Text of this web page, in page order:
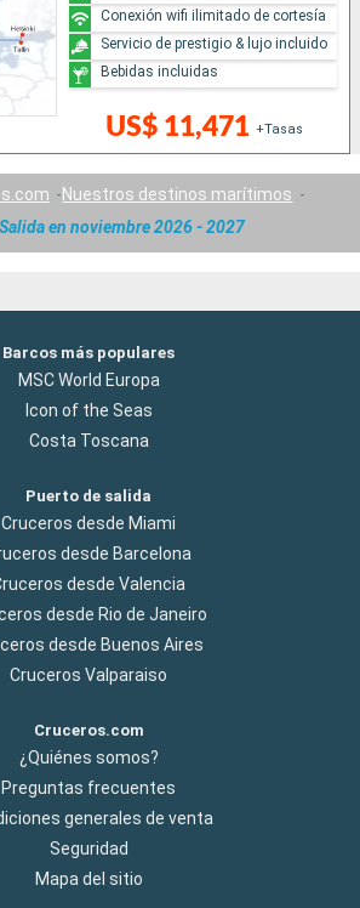
US$ 11,471 +Tasas
Conexión wifi ilimitado de cortesía
Servicio de prestigio & lujo incluido
Bebidas incluidas
Nuestros destinos marítimos
Salida en noviembre 2026 - 2027
Barcos más populares
MSC World Europa
Icon of the Seas
Costa Toscana
Puerto de salida
Cruceros desde Miami
desde Barcelona
desde Valencia
desde Rio de Janeiro
desde Buenos Aires
Cruceros Valparaiso
Cruceros.com
¿Quiénes somos?
Preguntas frecuentes
generales de venta
Seguridad
Mapa del sitio